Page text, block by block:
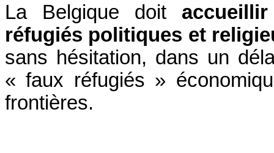
La Belgique doit
réfugiés politiques et
sans hésitation, dans un
« faux réfugiés »
frontières.